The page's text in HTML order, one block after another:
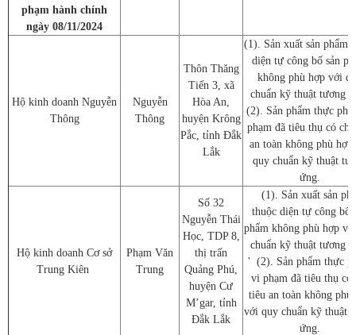
phạm hành chính
ngày 08/11/2024
Hộ kinh doanh Nguyễn
Thông
Nguyễn
Thông
Thôn Thăng
Tiến 3, xã
Hòa An,
huyện Krông
Pắc, tỉnh Đắk
Lắk
(1). Sản xuất sản phẩm
diện tự công bố sản
không phù hợp với
chuẩn kỹ thuật tương
(2). Sản phẩm thực
phạm đã tiêu thụ có chỉ
an toàn không phù
quy chuẩn kỹ thuật
ứng.
Hộ kinh doanh Cơ sở
Trung Kiên
Phạm Văn
Trung
Số 32
Nguyễn Thái
Học, TDP 8,
thị trấn
Quảng Phú,
huyện Cư
M’gar, tỉnh
Đắk Lắk
(1). Sản xuất sản
thuộc diện tự công bố
phẩm không phù hợp
chuẩn kỹ thuật tương
' (2). Sản phẩm thực
vi phạm đã tiêu thụ có
tiêu an toàn không phù
với quy chuẩn kỹ thuật
ứng.